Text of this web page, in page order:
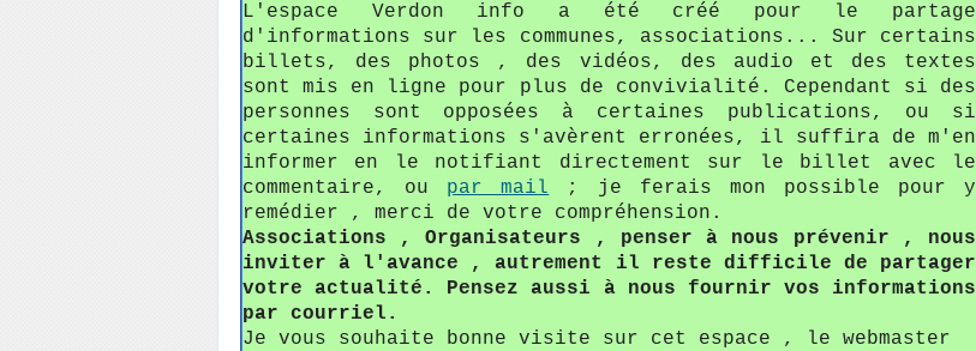
L'espace Verdon info a été créé pour le partage
d'informations sur les communes, associations... Sur certains
billets, des photos , des vidéos, des audio et des textes
sont mis en ligne pour plus de convivialité. Cependant si des
personnes sont opposées à certaines publications, ou si
certaines informations s'avèrent erronées, il suffira de m'en
informer en le notifiant directement sur le billet avec le
commentaire, ou par mail ; je ferais mon possible pour y
remédier , merci de votre compréhension.
Associations , Organisateurs , penser à nous prévenir , nous
inviter à l'avance , autrement il reste difficile de partager
votre actualité. Pensez aussi à nous fournir vos informations
par courriel.
Je vous souhaite bonne visite sur cet espace , le webmaster